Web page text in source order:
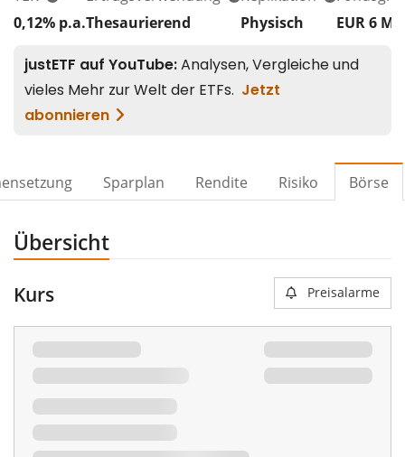
0,12% p.a.Thesaurierend
Physisch
EUR 6
Sparplan Rendite Risiko Börse
Übersicht
Kurs Preisalarme